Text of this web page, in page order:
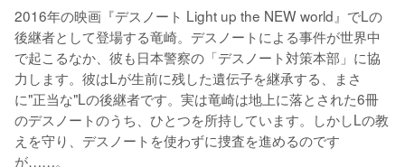
2016年の映画『デスノート Light up the NEW world』でLの
後継者として登場する竜崎。デスノートによる事件が世界中
で起こるなか、彼も日本警察の「デスノート対策本部」に協
力します。彼はLが生前に残した遺伝子を継承する、まさ
に"正当な"Lの後継者です。実は竜崎は地上に落とされた6冊
のデスノートのうち、ひとつを所持しています。しかしLの教
えを守り、デスノートを使わずに捜査を進めるのです
が……。